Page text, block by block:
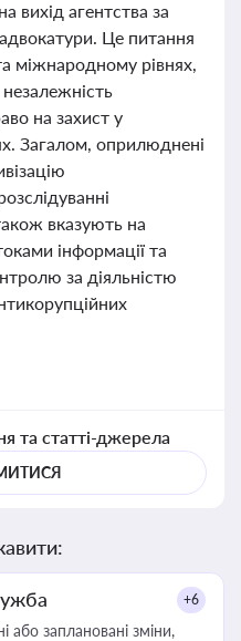
вихід агентства за
Це питання
міжнародному рівнях,
на захист у
Загалом, оприлюднені
вказують на
інформації та
за діяльністю
та статті-джерела
+6
або заплановані зміни,